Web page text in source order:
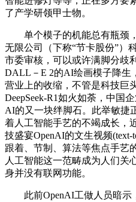
了产学研领甲士物。
单个模子的机能总有瓶颈
无限公司（下称“节卡股份”）
市委审核，可以或许满脚分歧
DALL－E 2的AI绘画模子降生
营业上的收缩，不管是科技巨
DeepSeek-R1如火如荼，中国
AI的又一块绊脚石。此举敏捷
着人工智能手艺的不竭成长，
技盛宴OpenAI的文生视频(text-
跟着、节制、算法等焦点手艺
人工智能这一范畴成为人们关
身并没有联网功能。
此前OpenAI工做人员暗示